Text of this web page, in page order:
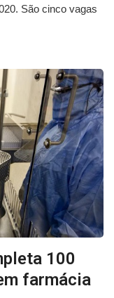
São cinco vagas
100
farmácia